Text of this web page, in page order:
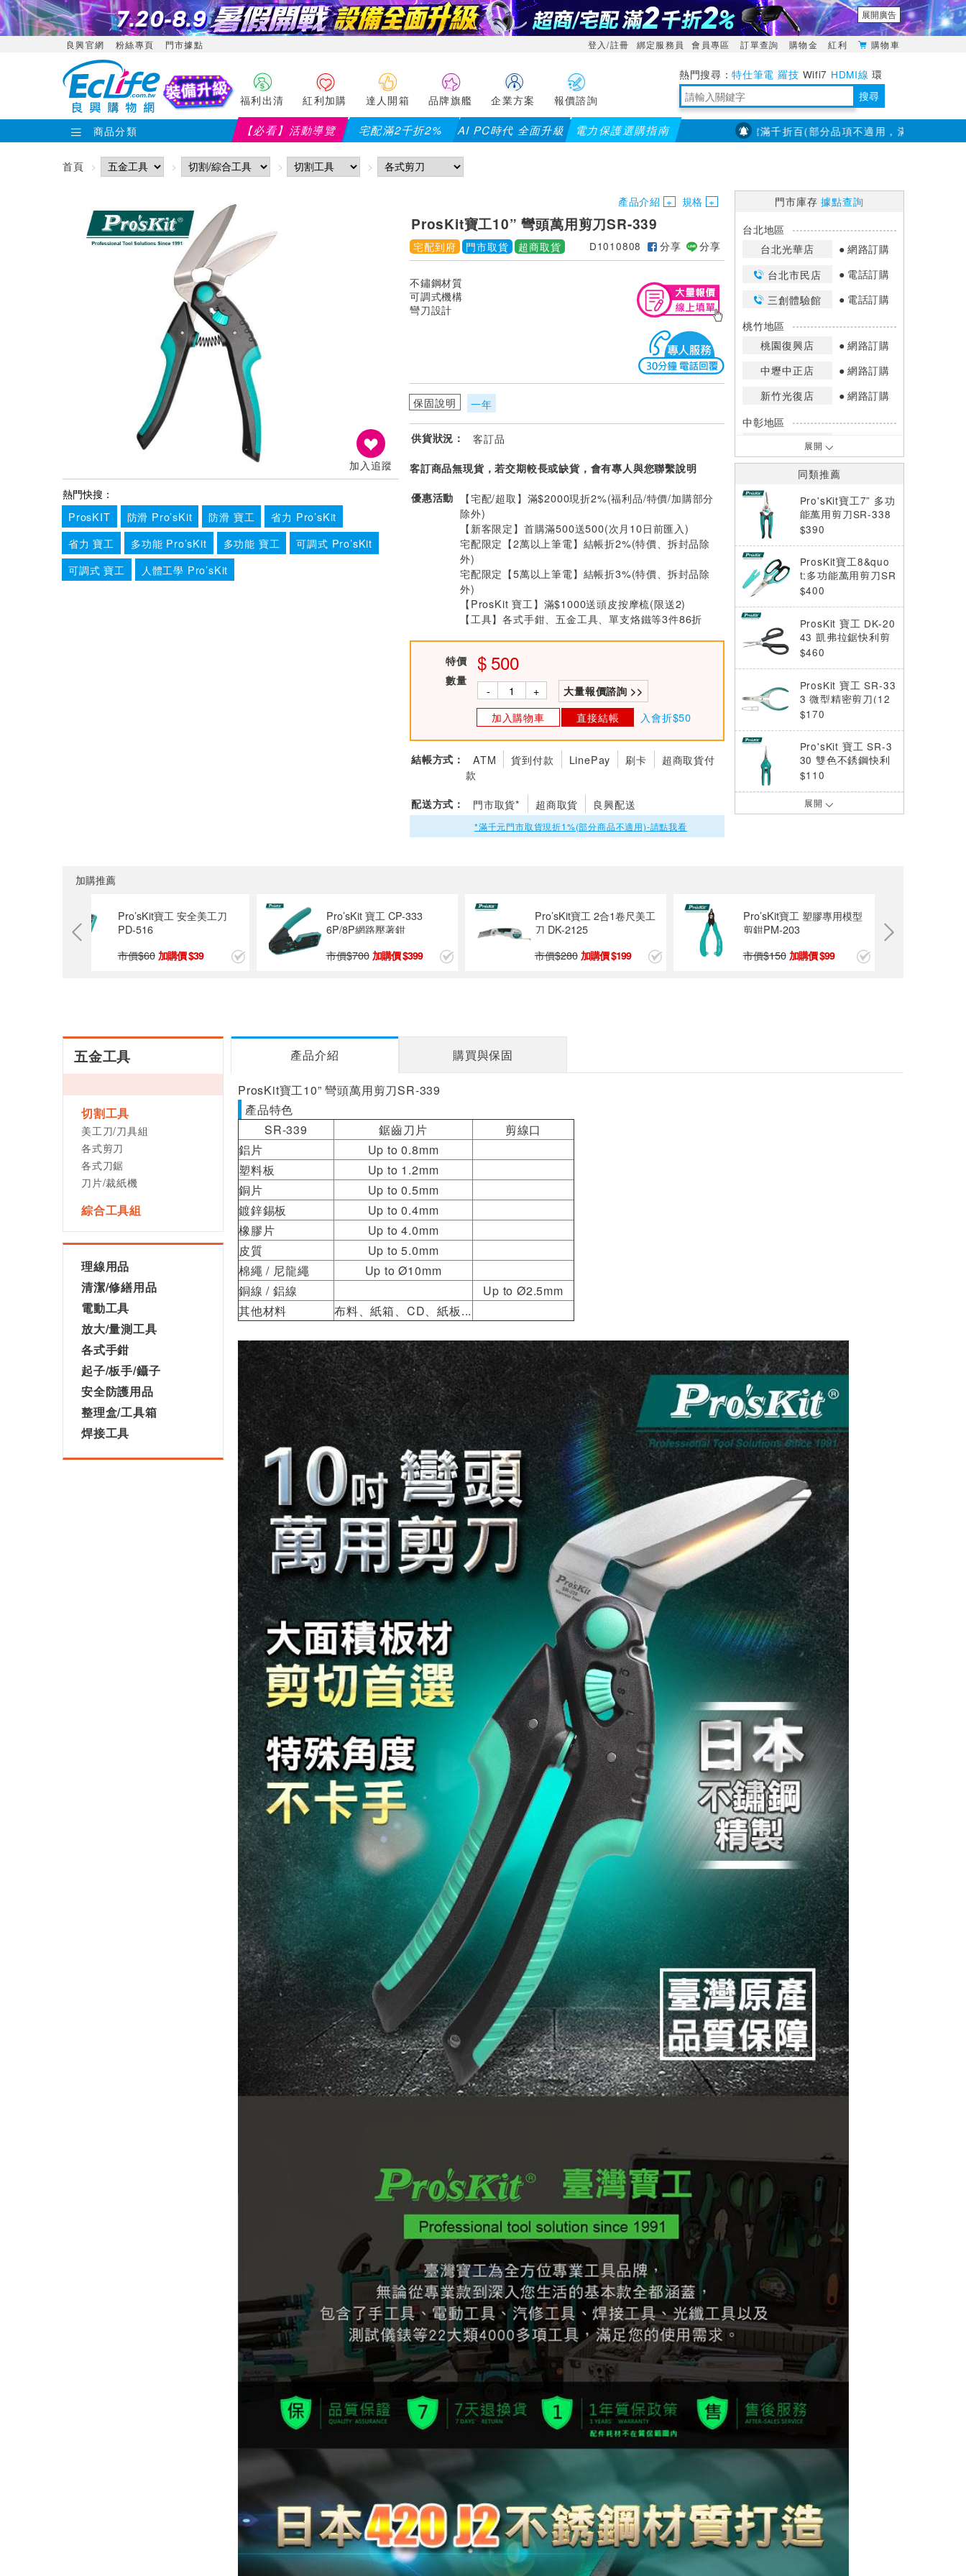
展開廣告
良興官網 粉絲專頁 門市據點 登入/註冊 綁定服務員 會員專區 訂單查詢 購物金 紅利 購物車
福利出清 紅利加購 達人開箱 品牌旗艦 企業方案 報價諮詢
特仕筆電 羅技 Wifi7 HDMI線 環
境量測 明緯POWER 搜尋
商品分類 【必看】活動導覽 宅配滿2千折2% AI PC時代 全面升級 電力保護選購指南【PX大通】全館滿千折百(部分品項不適用，滿2千折200...)
首頁
加入追蹤
熱門快搜：
ProsKIT
防滑 Pro’sKit 防滑 寶工
省力 Pro’sKit
省力 寶工
多功能 Pro’sKit 多功能 寶工
可調式 Pro’sKit
可調式 寶工
人體工學 Pro’sKit
產品介紹 規格
ProsKit寶工10” 彎頭萬用剪刀SR-339
宅配到府 門市取貨 超商取貨 D1010808 分享 分享
不鏽鋼材質
可調式機構
彎刀設計
保固說明 一年
供貨狀況： 客訂品
客訂商品無現貨，若交期較長或缺貨，會有專人與您聯繫說明
優惠活動
【宅配/超取】滿$2000現折2%(福利品/特價/加購部分
除外)
【新客限定】首購滿500送500(次月10日前匯入)
宅配限定【2萬以上筆電】結帳折2%(特價、拆封品除
外)
宅配限定【5萬以上筆電】結帳折3%(特價、拆封品除
外)
【ProsKit 寶工】滿$1000送頭皮按摩梳(限送2)
【工具】各式手鉗、五金工具、單支烙鐵等3件86折
特價 500
數量
- + 大量報價諮詢 >>
加入購物車 直接結帳 入會折$50
結帳方式： ATM 貨到付款 LinePay 刷卡
超商取貨付
款
配送方式： 門市取貨* 超商取貨 良興配送
*滿千元門市取貨現折1%(部分商品不適用)-請點我看
門市庫存據點查詢
台北地區
台北光華店
網路訂購
台北市民店
電話訂購
三創體驗館
電話訂購
桃竹地區
桃園復興店
網路訂購
中壢中正店
網路訂購
新竹光復店
網路訂購
中彰地區
台中英才店
嘉南地區
高雄中華店
高雄鳳山店
網路訂購
*庫存數量：網路訂購(0)、少量庫存
(1~2)、現貨充足(3以上)。
*門市庫存以店內實際數量為準，可使
用專人服務或撥打門市電話洽詢。
展開
同類推薦
Pro'sKit寶工7” 多功
能萬用剪刀SR-338
$390
ProsKit寶工8&quo
t;多功能萬用剪刀SR
-336
$400
ProsKit 寶工 DK-20
43 凱弗拉鋸快利剪
$460
ProsKit 寶工 SR-33
3 微型精密剪刀(12
0mm)
$170
Pro'sKit 寶工 SR-3
30 雙色不銹鋼快利
剪(165mm)
$110
Octopus尚卓 萬用
Octopus尚卓 鐵甲
武士剪刀 PH-55 En
gineer (EPH-55)
$799
展開
加購推薦
Pro’sKit寶工 安全美工刀
PD-516
市價$60 39
Pro’sKit 寶工 CP-333
6P/8P網路壓著鉗
市價$700 399
Pro’sKit寶工 2合1卷尺美工
刀 DK-2125
市價$280 199
Pro’sKit寶工 塑膠專用模型
剪鉗PM-203
市價$150 99
五金工具
切割工具
美工刀/刀具組
各式剪刀
各式刀鋸
刀片/裁紙機
綜合工具組
理線用品
清潔/修繕用品
電動工具
放大/量測工具
各式手鉗
起子/板手/鑷子
安全防護用品
整理盒/工具箱
焊接工具
產品介紹 購買與保固
ProsKit寶工10” 彎頭萬用剪刀SR-339
產品特色
SR-339
鋸齒刀片
剪線口
鋁片
Up to 0.8mm
塑料板
Up to 1.2mm
銅片
Up to 0.5mm
鍍鋅錫板
Up to 0.4mm
橡膠片
Up to 4.0mm
皮質
Up to 5.0mm
棉繩 / 尼龍繩
Up to Ø10mm
銅線 / 鋁線
Up to Ø2.5mm
其他材料
布料、紙箱、CD、紙板...